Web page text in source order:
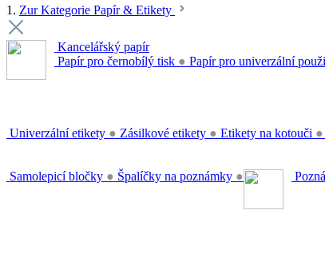
1. Zur Kategorie Papír & Etikety
Kancelářský papír
Papír pro černobílý tisk ● Papír pro univerzální
Univerzální etikety ● Zásilkové etikety ● Etikety na kotouči ●
Samolepicí bločky ● Špalíčky na poznámky ●